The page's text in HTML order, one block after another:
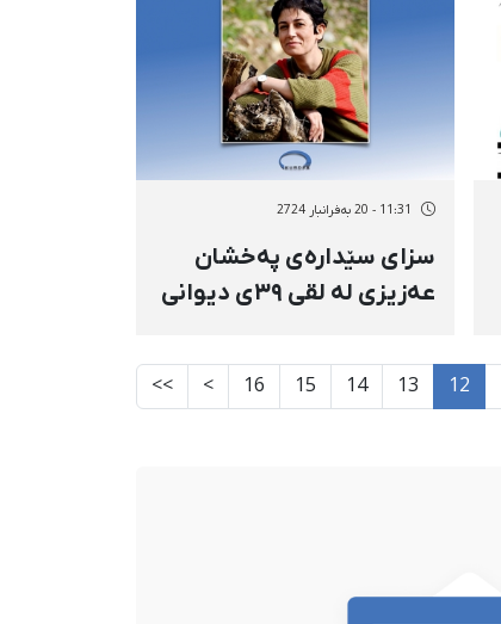
پێشگرتن لە لەسێدارەدانی
پەخشان عەزیزی
11:31 - 20 بەفرانبار 2724
سزای سێدارەی پەخشان
عەزیزی لە لقی ٣٩ی دیوانی
کرایەوە
12
13
14
15
16
>
>>